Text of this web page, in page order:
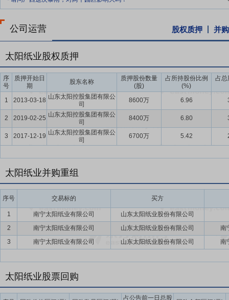
公司运营 股权质押 并
太阳纸业股权质押
序
号
质押开始日
期
股东名称
质押股份数量
(股)
占所持股份比例
(%)
占总
1
2013-03-18 山东太阳控股集团有限公
司
8600万 6.96
2 2019-02-25 山东太阳控股集团有限公
司
8400万 6.80
3 2017-12-19 山东太阳控股集团有限公
司
6700万 5.42
太阳纸业并购重组
序号 交易标的 买方
1 南宁太阳纸业有限公司
山东太阳纸业股份有限公司
2
南宁太阳纸业有限公司 山东太阳纸业股份有限公司
南
3
南宁太阳纸业有限公司 山东太阳纸业股份有限公司 南
太阳纸业股票回购
占公告前一日总股